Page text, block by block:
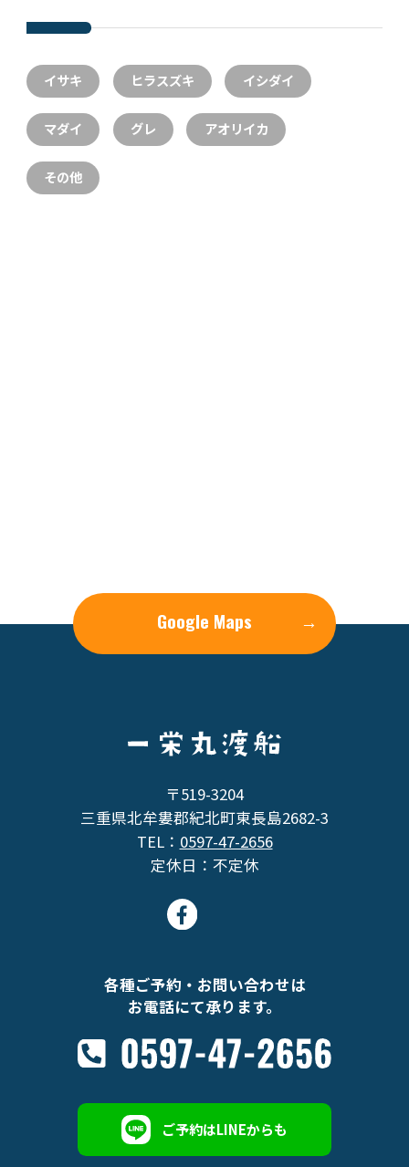
イサキ ヒラスズキ イシダイ
マダイ グレ アオリイカ
その他
Google Maps →
〒519-3204
三重県北牟婁郡紀北町東長島2682-3
TEL： 0597-47-2656
定休日：不定休
各種ご予約・お問い合わせは
お電話にて承ります。
ご予約はLINEからも